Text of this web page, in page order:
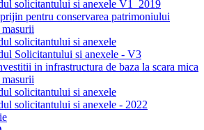
solicitantului si anexele V1_2019
pentru conservarea patrimoniului
masurii
solicitantului si anexele
Solicitantului si anexele - V3
in infrastructura de baza la scara mica
masurii
solicitantului si anexele
solicitantului si anexele - 2022